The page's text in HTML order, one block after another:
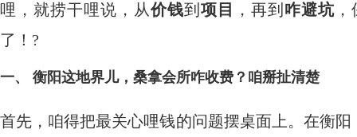
哩，就捞干哩说，从价钱到 项目 ，再到 咋避坑
了！?
一、 衡阳这地界儿，桑拿会所咋收费？咱掰扯清楚
首先，咱得把最关心哩钱的问题摆桌面上。在衡